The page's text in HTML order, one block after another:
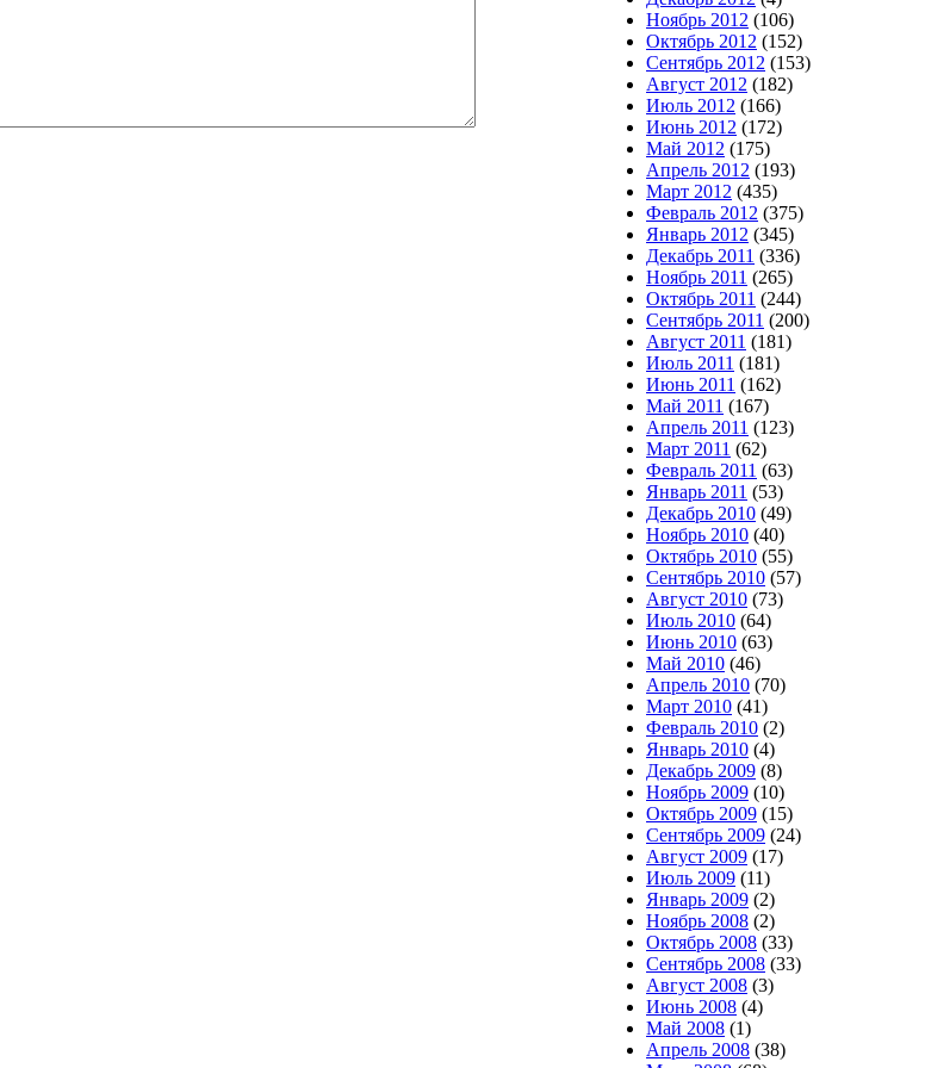
Ноябрь 2012 (106)
Октябрь 2012 (152)
Сентябрь 2012 (153)
Август 2012 (182)
Июль 2012 (166)
Июнь 2012 (172)
Май 2012 (175)
Апрель 2012 (193)
Март 2012 (435)
Февраль 2012 (375)
Январь 2012 (345)
Декабрь 2011 (336)
Ноябрь 2011 (265)
Октябрь 2011 (244)
Сентябрь 2011 (200)
Август 2011 (181)
Июль 2011 (181)
Июнь 2011 (162)
Май 2011 (167)
Апрель 2011 (123)
Март 2011 (62)
Февраль 2011 (63)
Январь 2011 (53)
Декабрь 2010 (49)
Ноябрь 2010 (40)
Октябрь 2010 (55)
Сентябрь 2010 (57)
Август 2010 (73)
Июль 2010 (64)
Июнь 2010 (63)
Май 2010 (46)
Апрель 2010 (70)
Март 2010 (41)
Февраль 2010 (2)
Январь 2010 (4)
Декабрь 2009 (8)
Ноябрь 2009 (10)
Октябрь 2009 (15)
Сентябрь 2009 (24)
Август 2009 (17)
Июль 2009 (11)
Январь 2009 (2)
Ноябрь 2008 (2)
Октябрь 2008 (33)
Сентябрь 2008 (33)
Август 2008 (3)
Июнь 2008 (4)
Май 2008 (1)
Апрель 2008 (38)